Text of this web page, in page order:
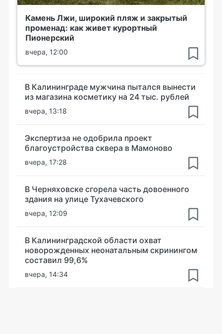
Камень Лжи, широкий пляж и закрытый
променад: как живет курортный
Пионерский
вчера, 12:00
В Калининграде мужчина пытался вынести
из магазина косметику на 24 тыс. рублей
вчера, 13:18
Экспертиза не одобрила проект
благоустройства сквера в Мамоново
вчера, 17:28
В Черняховске сгорела часть довоенного
здания на улице Тухачевского
вчера, 12:09
В Калининградской области охват
новорожденных неонатальным скринингом
составил 99,6%
вчера, 14:34